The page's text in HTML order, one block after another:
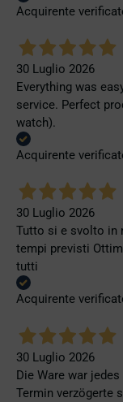
Acquirente
30 Luglio 2026
Everything was
service. Perfect
watch).
Acquirente
30 Luglio 2026
Tutto si e svolto in
tempi previsti
tutti
Acquirente
30 Luglio 2026
Die Ware war
Termin verzögerte